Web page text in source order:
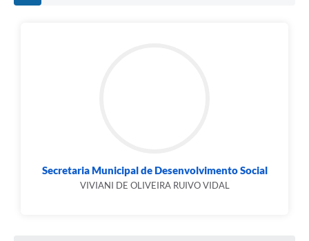
Secretaria Municipal de Desenvolvimento Social
VIVIANI DE OLIVEIRA RUIVO VIDAL